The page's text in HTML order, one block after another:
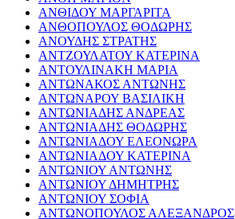
ΑΝΘΙΔΟΥ ΜΑΡΓΑΡΙΤΑ
ΑΝΘΟΠΟΥΛΟΣ ΘΟΔΩΡΗΣ
ΑΝΟΥΔΗΣ ΣΤΡΑΤΗΣ
ΑΝΤΖΟΥΛΑΤΟΥ ΚΑΤΕΡΙΝΑ
ΑΝΤΟΥΛΙΝΑΚΗ ΜΑΡΙΑ
ΑΝΤΩΝΑΚΟΣ ΑΝΤΩΝΗΣ
ΑΝΤΩΝΑΡΟΥ ΒΑΣΙΛΙΚΗ
ΑΝΤΩΝΙΑΔΗΣ ΑΝΔΡΕΑΣ
ΑΝΤΩΝΙΑΔΗΣ ΘΟΔΩΡΗΣ
ΑΝΤΩΝΙΑΔΟΥ ΕΛΕΟΝΩΡΑ
ΑΝΤΩΝΙΑΔΟΥ ΚΑΤΕΡΙΝΑ
ΑΝΤΩΝΙΟΥ ΑΝΤΩΝΗΣ
ΑΝΤΩΝΙΟΥ ΔΗΜΗΤΡΗΣ
ΑΝΤΩΝΙΟΥ ΣΟΦΙΑ
ΑΝΤΩΝΟΠΟΥΛΟΣ ΑΛΕΞΑΝΔΡΟΣ